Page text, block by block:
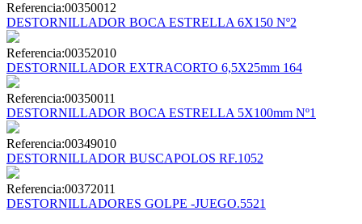
Referencia:00350012
DESTORNILLADOR BOCA ESTRELLA 6X150 Nº2
Referencia:00352010
DESTORNILLADOR EXTRACORTO 6,5X25mm 164
Referencia:00350011
DESTORNILLADOR BOCA ESTRELLA 5X100mm Nº1
Referencia:00349010
DESTORNILLADOR BUSCAPOLOS RF.1052
Referencia:00372011
DESTORNILLADORES GOLPE -JUEGO.5521